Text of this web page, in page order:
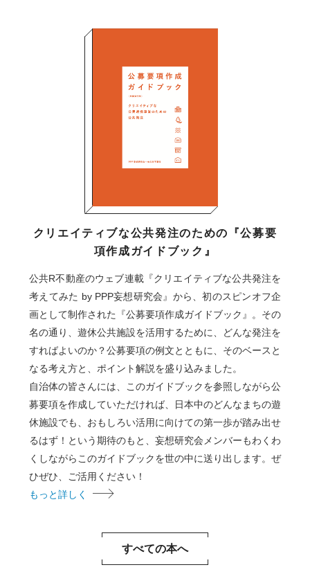
クリエイティブな公共発注のための『公募要
項作成ガイドブック』
公共R不動産のウェブ連載『クリエイティブな公共発注を
考えてみた by PPP妄想研究会』から、初のスピンオフ企
画として制作された『公募要項作成ガイドブック』。その
名の通り、遊休公共施設を活用するために、どんな発注を
すればよいのか？公募要項の例文とともに、そのベースと
なる考え方と、ポイント解説を盛り込みました。
自治体の皆さんには、このガイドブックを参照しながら公
募要項を作成していただければ、日本中のどんなまちの遊
休施設でも、おもしろい活用に向けての第一歩が踏み出せ
るはず！という期待のもと、妄想研究会メンバーもわくわ
くしながらこのガイドブックを世の中に送り出します。ぜ
ひぜひ、ご活用ください！
もっと詳しく
すべての本へ